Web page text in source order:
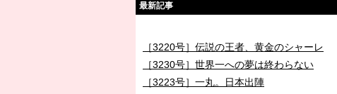
最新記事
［3220号］伝説の王者、黄金のシャーレ
［3230号］世界一への夢は終わらない
［3223号］一丸。日本出陣